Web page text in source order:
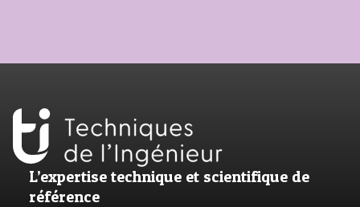
L’expertise technique et scientifique de
référence